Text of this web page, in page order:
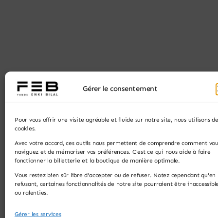
Gérer le consentement
Pour vous offrir une visite agréable et fluide sur notre site, nous utilisons
cookies.
Avec votre accord, ces outils nous permettent de comprendre comment
naviguez et de mémoriser vos préférences. C'est ce qui nous aide à faire
fonctionner la billetterie et la boutique de manière optimale.
Vous restez bien sûr libre d'accepter ou de refuser. Notez cependant qu'en
refusant, certaines fonctionnalités de notre site pourraient être
ou ralenties.
Gérer les services